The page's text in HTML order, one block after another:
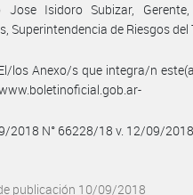
Jose Isidoro Subizar,
Superintendencia de Riesgos del
los Anexo/s que integra/n
2018 N° 66228/18 v. 12/09/2018
publicación 10/09/2018